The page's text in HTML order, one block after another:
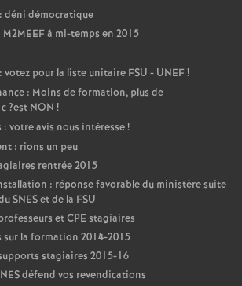
: déni démocratique
M2MEEFà mi-temps en 2015
: votez pour la liste unitaire FSU - UNEF!
: Moins de formation, plus de
?est NON !
votre avis nous intéresse!
: rions un peu
rentrée 2015
: réponse favorable du ministère suite
SNESet de la FSU
etCPE stagiaires
sur la formation 2014-2015
stagiaires 2015-16
défend vos revendications